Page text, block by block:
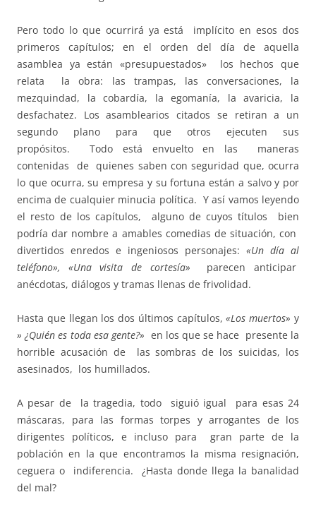
Pero todo lo que ocurrirá ya está implícito en esos dos
primeros capítulos; en el orden del día de aquella
asamblea ya están «presupuestados» los hechos que
relata la obra: las trampas, las conversaciones, la
mezquindad, la cobardía, la egomanía, la avaricia, la
desfachatez. Los asamblearios citados se retiran a un
segundo plano para que otros ejecuten sus
propósitos. Todo está envuelto en las maneras
contenidas de quienes saben con seguridad que, ocurra
lo que ocurra, su empresa y su fortuna están a salvo y por
encima de cualquier minucia política. Y así vamos leyendo
el resto de los capítulos, alguno de cuyos títulos bien
podría dar nombre a amables comedias de situación, con
divertidos enredos e ingeniosos personajes: «Un día al
teléfono», «Una visita de cortesía» parecen anticipar
anécdotas, diálogos y tramas llenas de frivolidad.
Hasta que llegan los dos últimos capítulos,«Los muertos» y
» ¿Quién es toda esa gente?» en los que se hace presente la
horrible acusación de las sombras de los suicidas, los
asesinados, los humillados.
A pesar de la tragedia, todo siguió igual para esas 24
máscaras, para las formas torpes y arrogantes de los
dirigentes políticos, e incluso para gran parte de la
población en la que encontramos la misma resignación,
ceguera o indiferencia. ¿Hasta donde llega la banalidad
del mal?